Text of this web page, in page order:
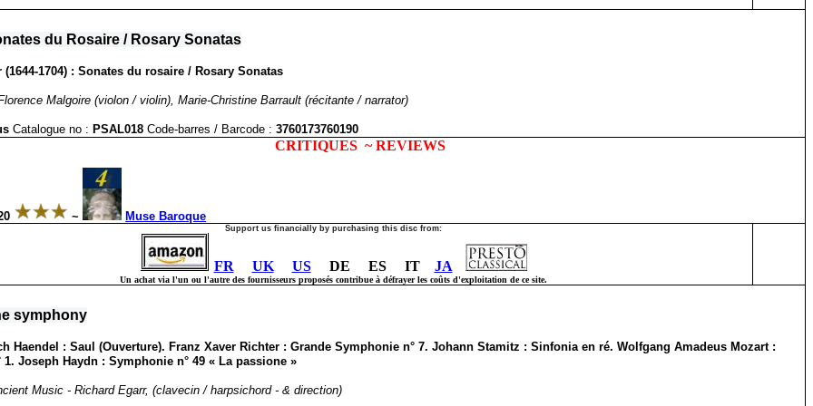
du Rosaire / Rosary Sonatas
1704) : Sonates du rosaire / Rosary Sonatas
Malgoire (violon / violin), Marie-Christine Barrault (récitante / narrator)
Catalogue no : PSAL018Code-barres / Barcode : 3760173760190
CRITIQUES ~ REVIEWS
~ Muse Baroque
Support us financially by purchasing this disc from:
FR UK USDE ES IT JA
Un achat via l'un ou l'autre des fournisseurs proposés contribue à défrayer les coûts d'exploitation de ce site.
symphony
Haendel : Saul (Ouverture). Franz Xaver Richter : Grande Symphonie n° 7. Johann Stamitz : Sinfonia en ré. Wolfgang Amadeus Mozart :
1. Joseph Haydn : Symphonie n° 49 « La passione »
Music - Richard Egarr, (clavecin / harpsichord - & direction)